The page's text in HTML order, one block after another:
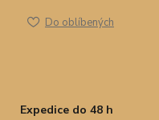
Do oblíbených
Expedice do 48 h